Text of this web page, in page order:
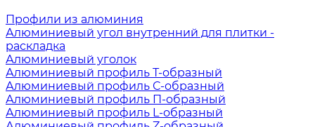
Профили из алюминия
Алюминиевый угол внутренний для плитки -
раскладка
Алюминиевый уголок
Алюминиевый профиль Т-образный
Алюминиевый профиль С-образный
Алюминиевый профиль П-образный
Алюминиевый профиль L-образный